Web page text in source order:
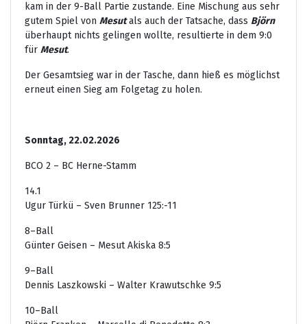
kam in der 9-Ball Partie zustande. Eine Mischung aus sehr
gutem Spiel von Mesut als auch der Tatsache, dass Björn
überhaupt nichts gelingen wollte, resultierte in dem 9:0
für Mesut.
Der Gesamtsieg war in der Tasche, dann hieß es möglichst
erneut einen Sieg am Folgetag zu holen.
Sonntag, 22.02.2026
BCO 2 – BC Herne-Stamm
14.1
Ugur Türkü – Sven Brunner 125:-11
8–Ball
Günter Geisen – Mesut Akiska 8:5
9–Ball
Dennis Laszkowski – Walter Krawutschke 9:5
10–Ball